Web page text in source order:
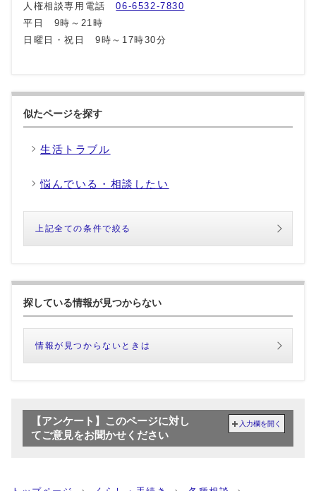
人権相談専用電話06-6532-7830
平日 9時～21時
日曜日・祝日 9時～17時30分
似たページを探す
生活トラブル
悩んでいる・相談したい
上記全ての条件で絞る
探している情報が見つからない
情報が見つからないときは
【アンケート】このページに対し
てご意見をお聞かせください
入力欄を開く